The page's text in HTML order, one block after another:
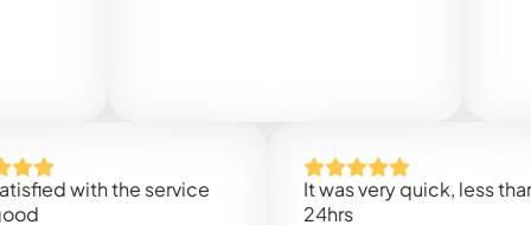
with the service
It was very quick, less than